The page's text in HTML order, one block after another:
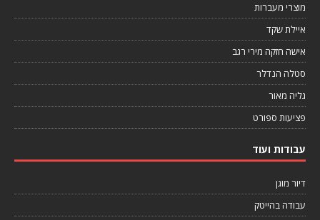
מוצרי מעברות
איילת שקד
אישה חזקה מירי רגב
סטלה הנדלר
גליה מאור
פציעות ספורט
עבודות ועוד
דיור מוגן
עבודה בהייטק